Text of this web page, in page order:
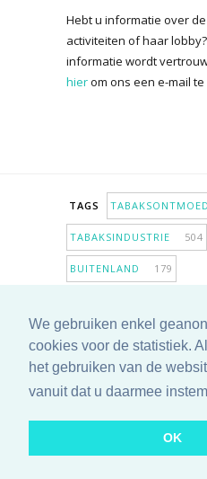
We gebruiken enkel
cookies voor de statistiek.
het gebruiken van de
vanuit dat u daarmee
OK
Hebt u informatie over
activiteiten of haar
informatie wordt
hierom ons een e-mail
TAGS
TABAKSINDUSTRIE 504
BUITENLAND 179
ANTIROOKBELEID307
MEER TAGS TONEN